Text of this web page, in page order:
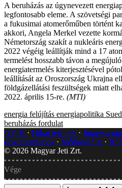
A beruházás az úgynevezett
legfontosabb eleme. A szövetségi
a fukusimai atomerőműben történt
akkori, Angela Merkel vezette
Németország szakít a nukleáris
2022 végéig leállítják mind a 17
termelést hosszabb távon a
energiatermelés kiterjesztésével
leállítását az Oroszország Ukrajna
földgázellátási feszültségek miatt
2022. április 15-re. (MTI)
energia felújítás energiapolitika
beruházás fordulat
GYIK
Hibát jelentek Impresszum
dokumentumok
Médiaajánlat
© 2026 Magyar Jeti Zrt.
Vége